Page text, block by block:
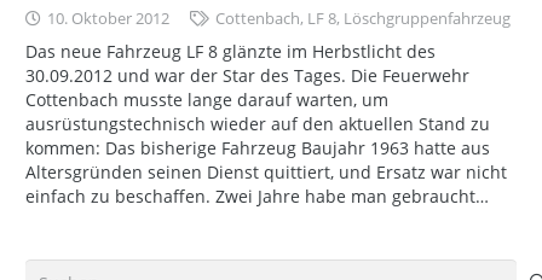
10. Oktober 2012 Cottenbach, LF 8, Löschgruppenfahrzeug
Das neue Fahrzeug LF 8 glänzte im Herbstlicht des
30.09.2012 und war der Star des Tages. Die Feuerwehr
Cottenbach musste lange darauf warten, um
ausrüstungstechnisch wieder auf den aktuellen Stand zu
kommen: Das bisherige Fahrzeug Baujahr 1963 hatte aus
Altersgründen seinen Dienst quittiert, und Ersatz war nicht
einfach zu beschaffen. Zwei Jahre habe man gebraucht…